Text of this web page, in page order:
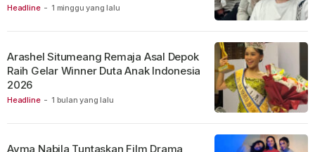
Headline - 1 minggu yang lalu
Headline - 1 bulan yang lalu
Arashel Situmeang Remaja Asal Depok
Raih Gelar Winner Duta Anak Indonesia
2026
Ayma Nabila Tuntaskan Film Drama